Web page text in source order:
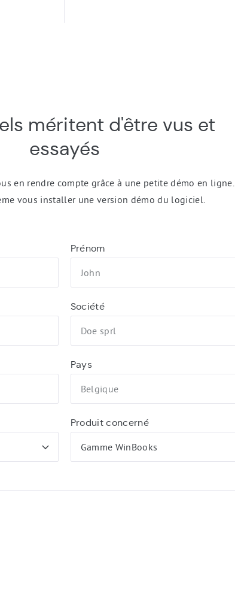
méritent d'être vus et
essayés
en rendre compte grâce à une petite démo en ligne.
vous installer une version démo du logiciel.
Prénom
Société
Pays
Produit concerné